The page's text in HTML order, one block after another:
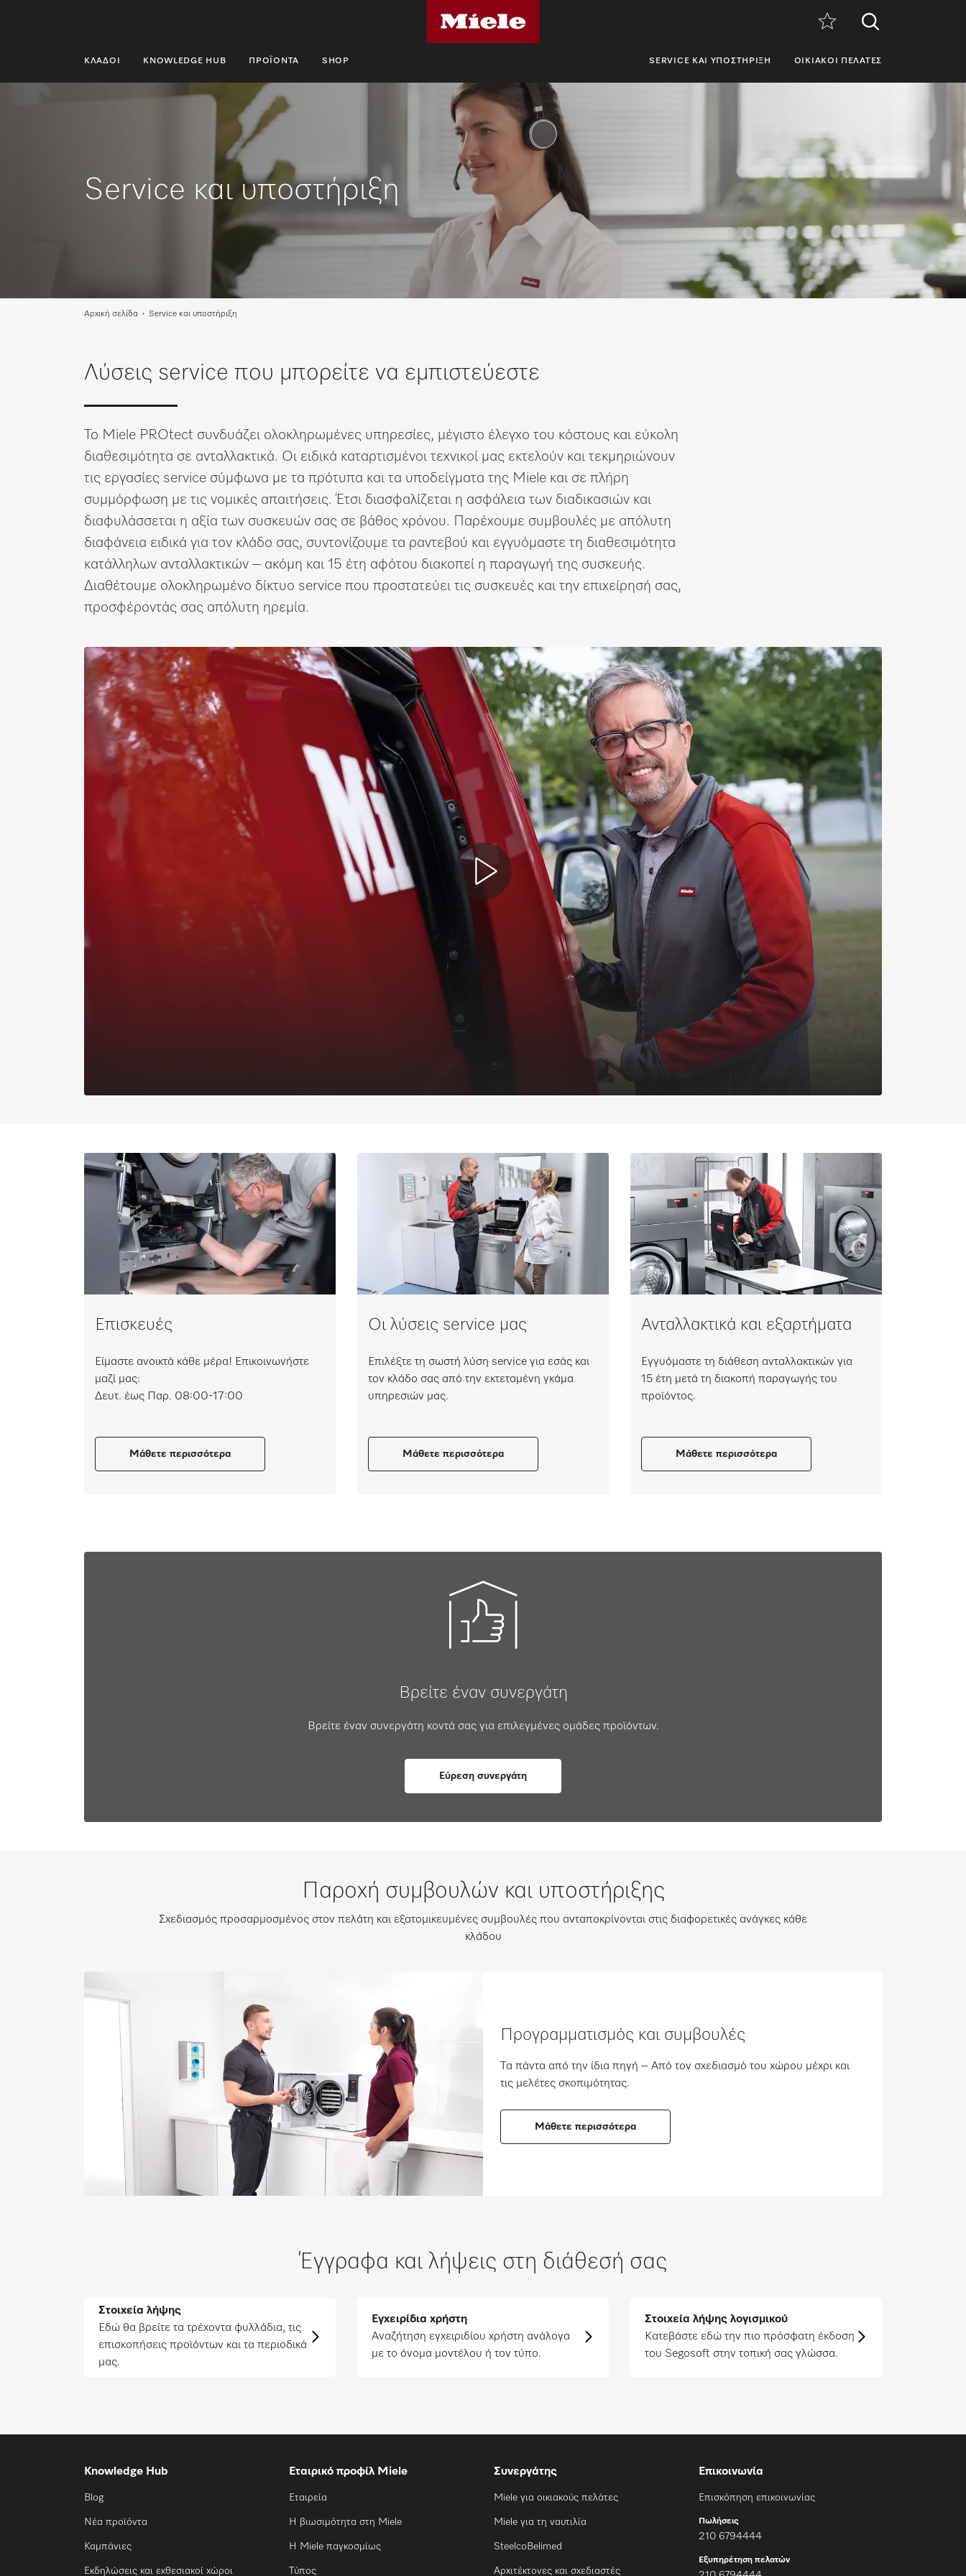
ΚΛΆΔΟΙ KNOWLEDGE HUB ΠΡΟΪΌΝΤΑ SHOP SERVICE ΚΑΙ ΥΠΟΣΤΉΡΙΞΗ ΟΙΚΙΑΚΟΊ ΠΕΛΆΤΕΣ
ΚΛΆΔΟΙ
SHOP
Service και υποστήριξη
Αρχική σελίδα Service και υποστήριξη
Λύσεις service που μπορείτε να εμπιστεύεστε
Το Miele PROtect συνδυάζει ολοκληρωμένες υπηρεσίες, μέγιστο έλεγχο του κόστους και εύκολη
διαθεσιμότητα σε ανταλλακτικά. Οι ειδικά καταρτισμένοι τεχνικοί μας εκτελούν και τεκμηριώνουν
τις εργασίες service σύμφωνα με τα πρότυπα και τα υποδείγματα της Miele και σε πλήρη
συμμόρφωση με τις νομικές απαιτήσεις. Έτσι διασφαλίζεται η ασφάλεια των διαδικασιών και
διαφυλάσσεται η αξία των συσκευών σας σε βάθος χρόνου. Παρέχουμε συμβουλές με απόλυτη
διαφάνεια ειδικά για τον κλάδο σας, συντονίζουμε τα ραντεβού και εγγυόμαστε τη διαθεσιμότητα
κατάλληλων ανταλλακτικών – ακόμη και 15 έτη αφότου διακοπεί η παραγωγή της συσκευής.
Διαθέτουμε ολοκληρωμένο δίκτυο service που προστατεύει τις συσκευές και την επιχείρησή σας,
προσφέροντάς σας απόλυτη ηρεμία.
Επισκευές
Είμαστε ανοικτά κάθε μέρα! Επικοινωνήστε
μαζί μας:
Δευτ. έως Παρ. 08:00-17:00
Μάθετε περισσότερα
Οι λύσεις service μας
Επιλέξτε τη σωστή λύση service για εσάς και
τον κλάδο σας από την εκτεταμένη γκάμα
υπηρεσιών μας.
Μάθετε περισσότερα
Ανταλλακτικά και εξαρτήματα
Εγγυόμαστε τη διάθεση ανταλλακτικών για
15 έτη μετά τη διακοπή παραγωγής του
προϊόντος.
Μάθετε περισσότερα
Βρείτε έναν συνεργάτη
Βρείτε έναν συνεργάτη κοντά σας για επιλεγμένες ομάδες προϊόντων.
Εύρεση συνεργάτη
Παροχή συμβουλών και υποστήριξης
Σχεδιασμός προσαρμοσμένος στον πελάτη και εξατομικευμένες συμβουλές που ανταποκρίνονται στις διαφορετικές ανάγκες κάθε
κλάδου
Προγραμματισμός και συμβουλές
Τα πάντα από την ίδια πηγή – Από τον σχεδιασμό του χώρου μέχρι και
τις μελέτες σκοπιμότητας.
Μάθετε περισσότερα
Έγγραφα και λήψεις στη διάθεσή σας
Στοιχεία λήψης
Εδώ θα βρείτε τα τρέχοντα φυλλάδια, τις
επισκοπήσεις προϊόντων και τα περιοδικά
μας.
Εγχειρίδια χρήστη
Αναζήτηση εγχειριδίου χρήστη ανάλογα
με το όνομα μοντέλου ή τον τύπο.
Στοιχεία λήψης λογισμικού
Κατεβάστε εδώ την πιο πρόσφατη έκδοση
του Segosoft στην τοπική σας γλώσσα.
Knowledge Hub
Blog
Νέα προϊόντα
Καμπάνιες
Εκδηλώσεις και εκθεσιακοί χώροι
Εταιρικό προφίλ Miele
Εταιρεία
Η βιωσιμότητα στη Miele
Η Miele παγκοσμίως
Τύπος
Συνεργάτης
Miele για οικιακούς πελάτες
Miele για τη ναυτιλία
SteelcoBelimed
Αρχιτέκτονες και σχεδιαστές
Επικοινωνία
Επισκόπηση επικοινωνίας
Πωλήσεις
210 6794444
Εξυπηρέτηση πελατών